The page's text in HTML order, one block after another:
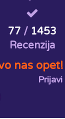
77 / 1453
Recenzija
nas